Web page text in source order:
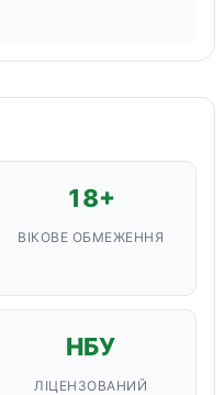
18+
ВІКОВЕ ОБМЕЖЕННЯ
НБУ
ЛІЦЕНЗОВАНИЙ